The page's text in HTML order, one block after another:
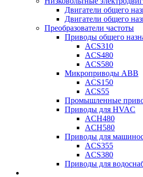
Двигатели общего
Двигатели общего
Преобразователи частоты
Приводы общего
ACS310
ACS480
ACS580
Микроприводы ABB
ACS150
ACS55
Промышленные
Приводы для HVAC
ACH480
ACH580
Приводы для
ACS355
ACS380
Приводы для